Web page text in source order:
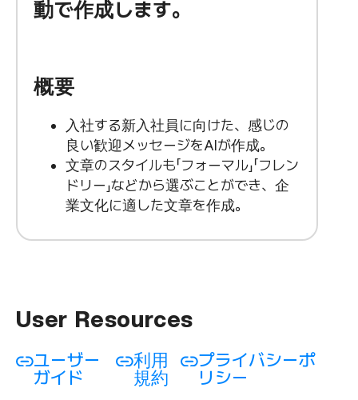
動で作成します。
概要
入社する新入社員に向けた、感じの
良い歓迎メッセージをAIが作成。
文章のスタイルも「フォーマル」「フレン
ドリー」などから選ぶことができ、企
業文化に適した文章を作成。
User Resources
ユーザー
ガイド
利用
規約
プライバシーポ
リシー